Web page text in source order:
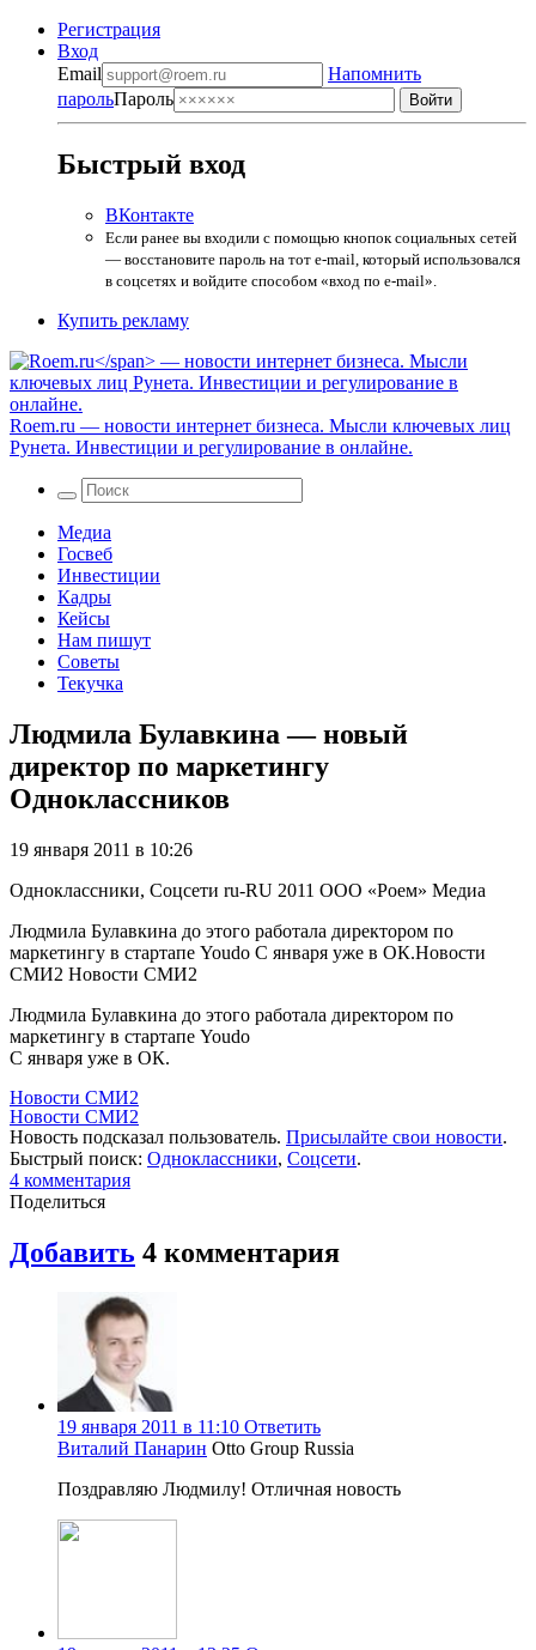
Регистрация
Вход
Email
Напомнить
парольПароль
Быстрый вход
ВКонтакте
Если ранее вы входили с помощью кнопок социальных сетей
— восстановите пароль на тот e-mail, который использовался
в соцсетях и войдите способом «вход по e-mail».
Купить рекламу
Roem.ru — новости интернет бизнеса. Мысли ключевых лиц
Рунета. Инвестиции и регулирование в онлайне.
Медиа
Госвеб
Инвестиции
Кадры
Кейсы
Нам пишут
Советы
Текучка
Людмила Булавкина — новый
директор по маркетингу
Одноклассников
19 января 2011 в 10:26
Одноклассники, Соцсети ru-RU 2011 ООО «Роем» Медиа
Людмила Булавкина до этого работала директором по
маркетингу в стартапе Youdo C января уже в ОК.Новости
СМИ2 Новости СМИ2
Людмила Булавкина до этого работала директором по
маркетингу в стартапе Youdo
C января уже в ОК.
Новости СМИ2
Новости СМИ2
Новость подсказал пользователь. Присылайте свои новости.
Быстрый поиск: Одноклассники, Соцсети.
4 комментария
Поделиться
Добавить 4 комментария
19 января 2011 в 11:10 Ответить
Виталий Панарин Otto Group Russia
Поздравляю Людмилу! Отличная новость